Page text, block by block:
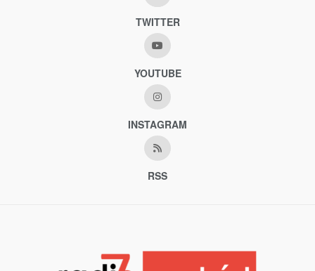
TWITTER
YOUTUBE
INSTAGRAM
RSS